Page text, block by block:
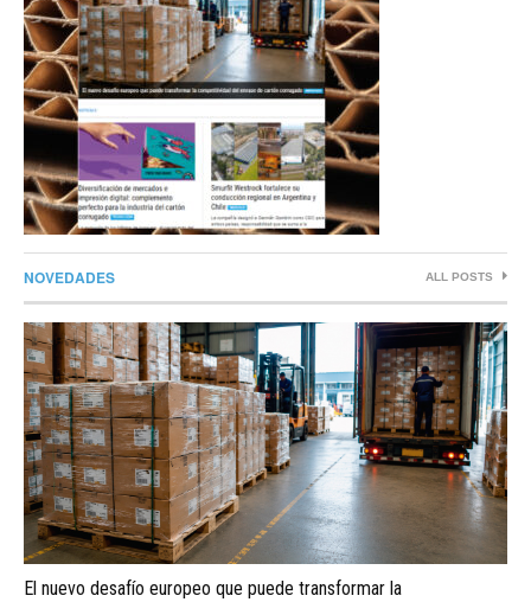
NOVEDADES ALL POSTS
El nuevo desafío europeo que puede transformar la